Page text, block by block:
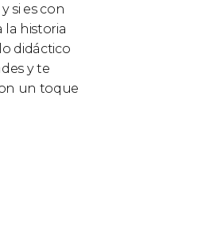
si es con
la historia
didáctico
y te
un toque